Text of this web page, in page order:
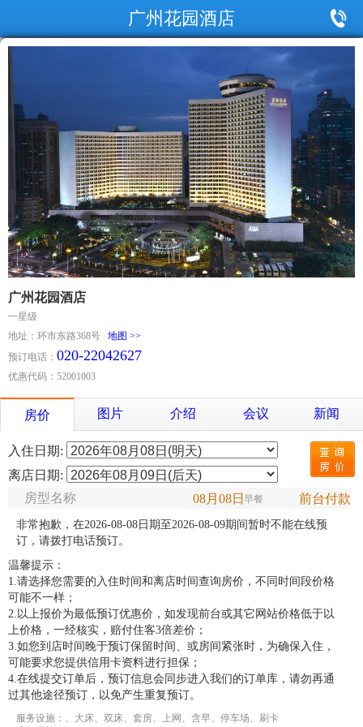
广州花园酒店
广州花园酒店
一星级
地址：环市东路368号 地图 >>
预订电话： 020-22042627
优惠代码：52001003
房价 图片 介绍 会议 新闻
入住日期:
离店日期:
08月08日早餐 前台付款
房型名称
非常抱歉，在2026-08-08日期至2026-08-09期间暂时不能在线预
订，请拨打电话预订。
温馨提示：
1.请选择您需要的入住时间和离店时间查询房价，不同时间段价格
可能不一样；
2.以上报价为最低预订优惠价，如发现前台或其它网站价格低于以
上价格，一经核实，赔付住客3倍差价；
3.如您到店时间晚于预订保留时间、或房间紧张时，为确保入住，
可能要求您提供信用卡资料进行担保；
4.在线提交订单后，预订信息会同步进入我们的订单库，请勿再通
过其他途径预订，以免产生重复预订。
服务设施：、大床、双床、套房、上网、含早、停车场、刷卡